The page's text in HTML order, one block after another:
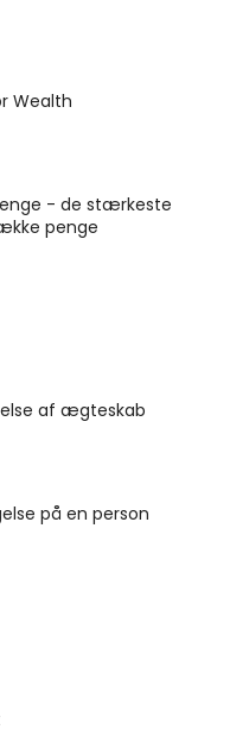
Wealth
- de stærkeste
penge
af ægteskab
på en person